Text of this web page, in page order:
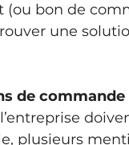
(ou bon de
une
de commande
plusieurs